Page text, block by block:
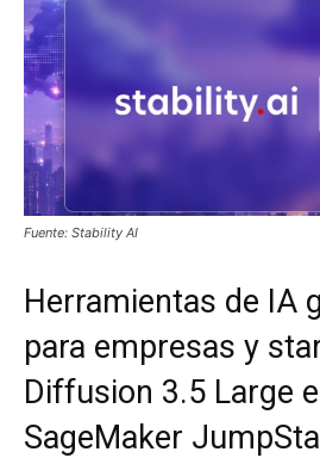
Fuente: Stability AI
Herramientas de IA
para empresas y
Diffusion 3.5 Large
SageMaker